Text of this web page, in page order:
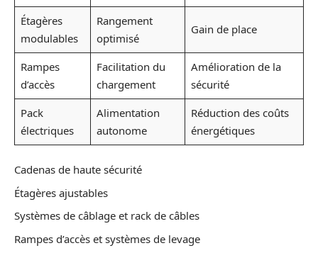
Étagères
modulables
Rangement
optimisé
Gain de place
Rampes
d’accès
Facilitation du
chargement
Amélioration de la
sécurité
Pack
électriques
Alimentation
autonome
Réduction des coûts
énergétiques
Cadenas de haute sécurité
Étagères ajustables
Systèmes de câblage et rack de câbles
Rampes d’accès et systèmes de levage